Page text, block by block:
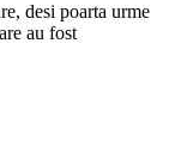
desi poarta urme
au fost